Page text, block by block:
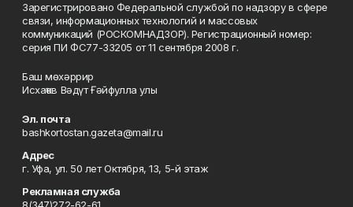
Зарегистрировано Федеральной службой по надзору в сфере
связи, информационных технологий и массовых
коммуникаций (РОСКОМНАДЗОР). Регистрационный номер:
серия ПИ ФС77-33205 от 11 сентября 2008 г.
Баш мөхәррир
Исхаҡов Вәдүт Ғәйфулла улы
Эл. почта
bashkortostan.gazeta@mail.ru
Адрес
г. Уфа, ул. 50 лет Октября, 13, 5-й этаж
Рекламная служба